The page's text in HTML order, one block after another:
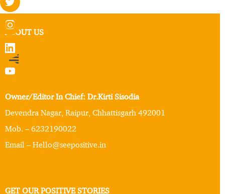
ABOUT US
Owner/Editor In Chief: Dr.Kirti Sisodia
Devendra Nagar, Raipur, Chhattisgarh 492001
Mob. – 6232190022
Email – Hello@seepositive.in
GET OUR POSITIVE STORIES